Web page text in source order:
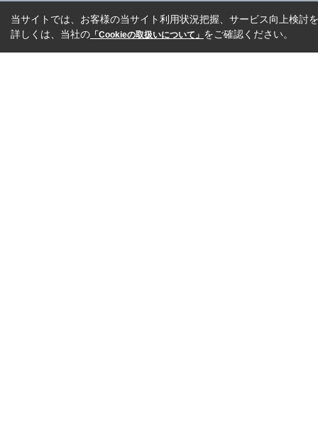
当サイトでは、お客様の当サイト利用状況把握、サービス向上検討
詳しくは、当社の 「Cookieの取扱いについて」 をご確認ください。